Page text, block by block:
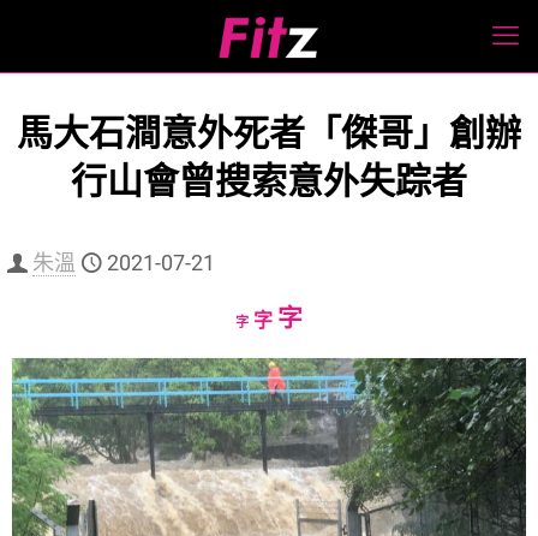
馬大石澗意外死者「傑哥」創辦
行山會曾搜索意外失踪者
朱溫 2021-07-21
字Decrease
size.
字Reset
size.
字Increase
size.